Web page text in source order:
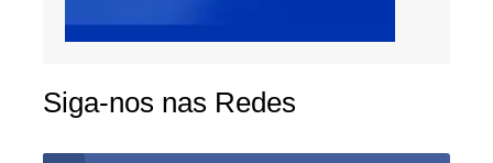
Siga-nos nas Redes